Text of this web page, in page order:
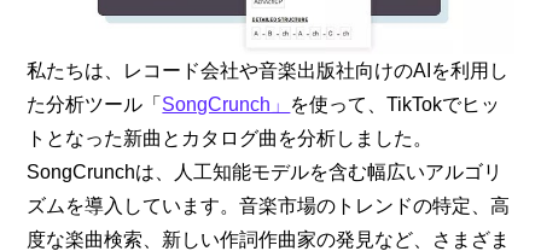
私たちは、レコード会社や音楽出版社向けのAIを利用し
た分析ツール「 SongCrunch」 を使って、TikTokでヒッ
トとなった新曲とカタログ曲を分析しました。
SongCrunchは、人工知能モデルを含む幅広いアルゴリ
ズムを導入しています。音楽市場のトレンドの特定、高
度な楽曲検索、新しい作詞作曲家の発見など、さまざま